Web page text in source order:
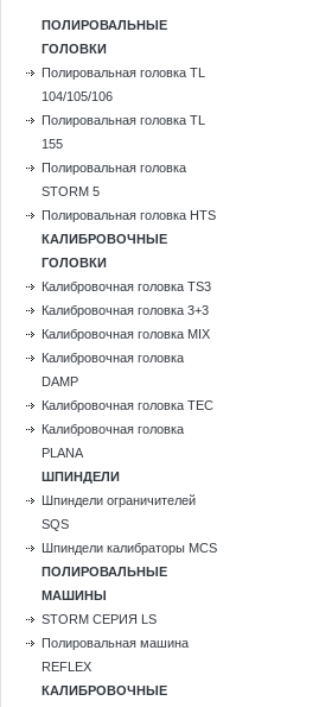
ПОЛИРОВАЛЬНЫЕ
ГОЛОВКИ
Полировальная головка TL
104/105/106
Полировальная головка TL
155
Полировальная головка
STORM 5
Полировальная головка HTS
КАЛИБРОВОЧНЫЕ
ГОЛОВКИ
Калибровочная головка TS3
Калибровочная головка 3+3
Калибровочная головка MIX
Калибровочная головка
DAMP
Калибровочная головка TEC
Калибровочная головка
PLANA
ШПИНДЕЛИ
Шпиндели ограничителей
SQS
Шпиндели калибраторы MCS
ПОЛИРОВАЛЬНЫЕ
МАШИНЫ
STORM СЕРИЯ LS
Полировальная машина
REFLEX
КАЛИБРОВОЧНЫЕ